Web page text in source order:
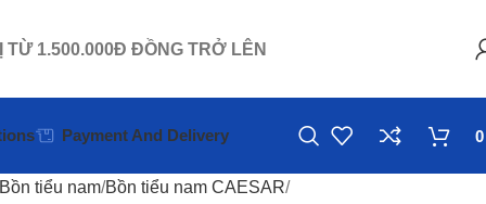
TỪ 1.500.000Đ ĐỒNG TRỞ LÊN
Payment And Delivery
Bồn tiểu nam Bồn tiểu nam CAESAR